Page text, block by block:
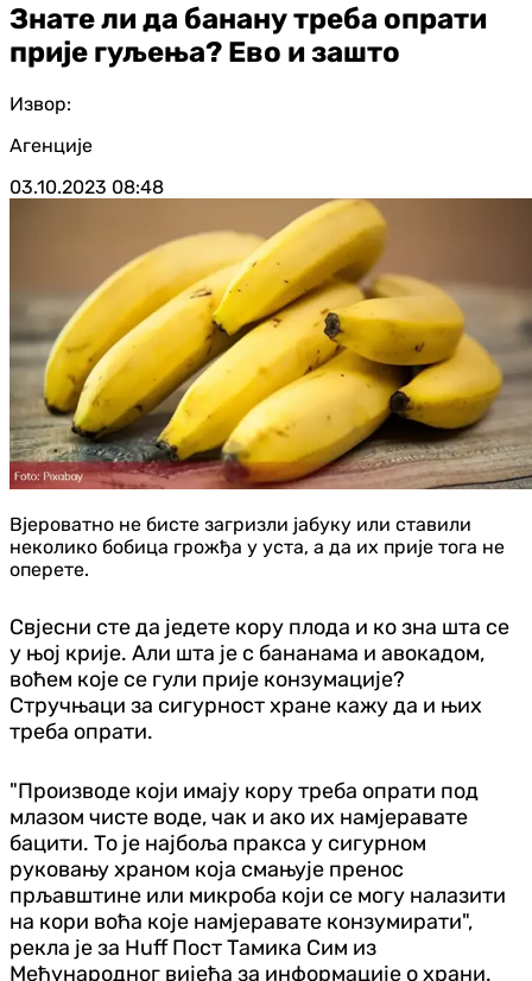
Знате ли да банану треба опрати
прије гуљења? Ево и зашто
Извор:
Агенције
03.10.2023 08:48
Вјероватно не бисте загризли јабуку или ставили
неколико бобица грожђа у уста, а да их прије тога не
оперете.
Свјесни сте да једете кору плода и ко зна шта се
у њој крије. Али шта је с бананама и авокадом,
воћем које се гули прије конзумације?
Стручњаци за сигурност хране кажу да и њих
треба опрати.
"Производе који имају кору треба опрати под
млазом чисте воде, чак и ако их намјеравате
бацити. То је најбоља пракса у сигурном
руковању храном која смањује пренос
прљавштине или микроба који се могу налазити
на кори воћа које намјеравате конзумирати",
рекла је за Huff Пост Тамика Сим из
Међународног вијећа за информације о храни.